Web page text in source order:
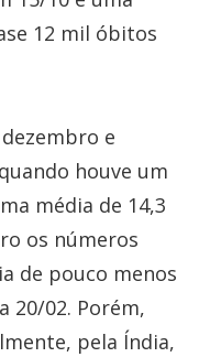
12 mil óbitos
e
houve um
média de 14,3
os números
de pouco menos
20/02. Porém,
pela Índia,